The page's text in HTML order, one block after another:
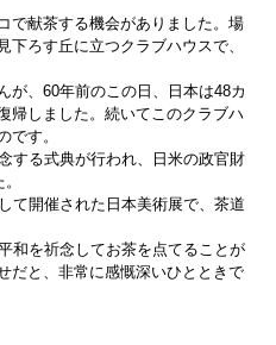
で献茶する機会がありました。場
ろす丘に立つクラブハウスで、
が、60年前のこの日、日本は48カ
帰しました。続いてこのクラブハ
です。
する式典が行われ、日米の政官財
て開催された日本美術展で、茶道
和を祈念してお茶を点てることが
だと、非常に感慨深いひとときで